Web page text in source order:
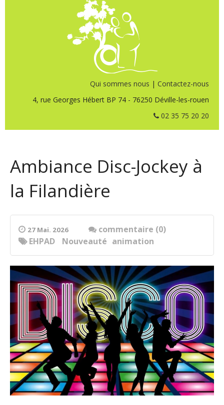
Qui sommes nous | Contactez-nous
4, rue Georges Hébert BP 74 - 76250 Déville-les-rouen
02 35 75 20 20
Ambiance Disc-Jockey à
la Filandière
27 Mai. 2026
commentaire (0)
animation
EHPAD Nouveauté